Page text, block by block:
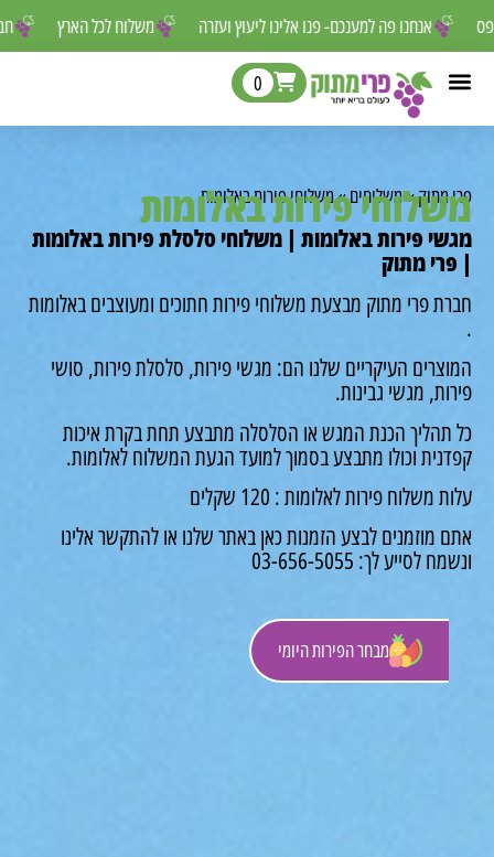
משלוח לכל הארץ אנחנו פה למענכם- פנו אלינו ליעוץ ועזרה לפספס
מבחר הפירות היומי
0
»משלוחים»משלוחי פירות באלומות
פירות באלומות
פירות באלומות | משלוחי סלסלת פירות באלומות
מתוק
פרי מתוק מבצעת משלוחי פירות חתוכים ומעוצבים באלומות
העיקריים שלנו הם: מגשי פירות, סלסלת פירות, סושי
מגשי גבינות.
הכנת המגש או הסלסלה מתבצע תחת בקרת איכות
וכולו מתבצע בסמוך למועד הגעת המשלוח לאלומות.
פירות לאלומות : 120 שקלים
מוזמנים לבצע הזמנות כאן באתר שלנו או להתקשר אלינו
לך: 03-656-5055